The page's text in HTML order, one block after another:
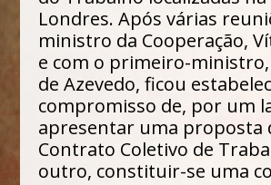
Londres. Após várias
ministro da Cooperação,
e com o primeiro-
de Azevedo, ficou
compromisso de, por um
apresentar uma proposta
Contrato Coletivo de
outro, constituir-se uma